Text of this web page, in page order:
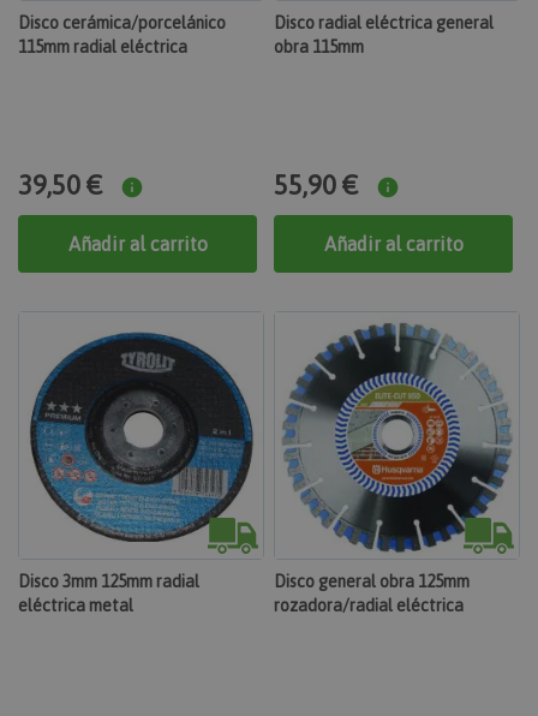
Disco cerámica/porcelánico
115mm radial eléctrica
39,50 €
Añadir al carrito
Disco radial eléctrica general
obra 115mm
55,90 €
Añadir al carrito
Disco 3mm 125mm radial
eléctrica metal
Disco general obra 125mm
rozadora/radial eléctrica